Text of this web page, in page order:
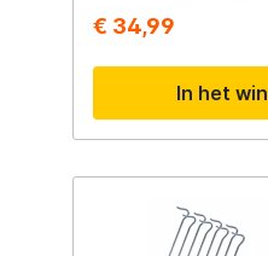
bediening, brengt
jouw achtertuin.
gegrilde steaks en
gerechten, waar je
Eversmoke in huis
€ 34,99
In het